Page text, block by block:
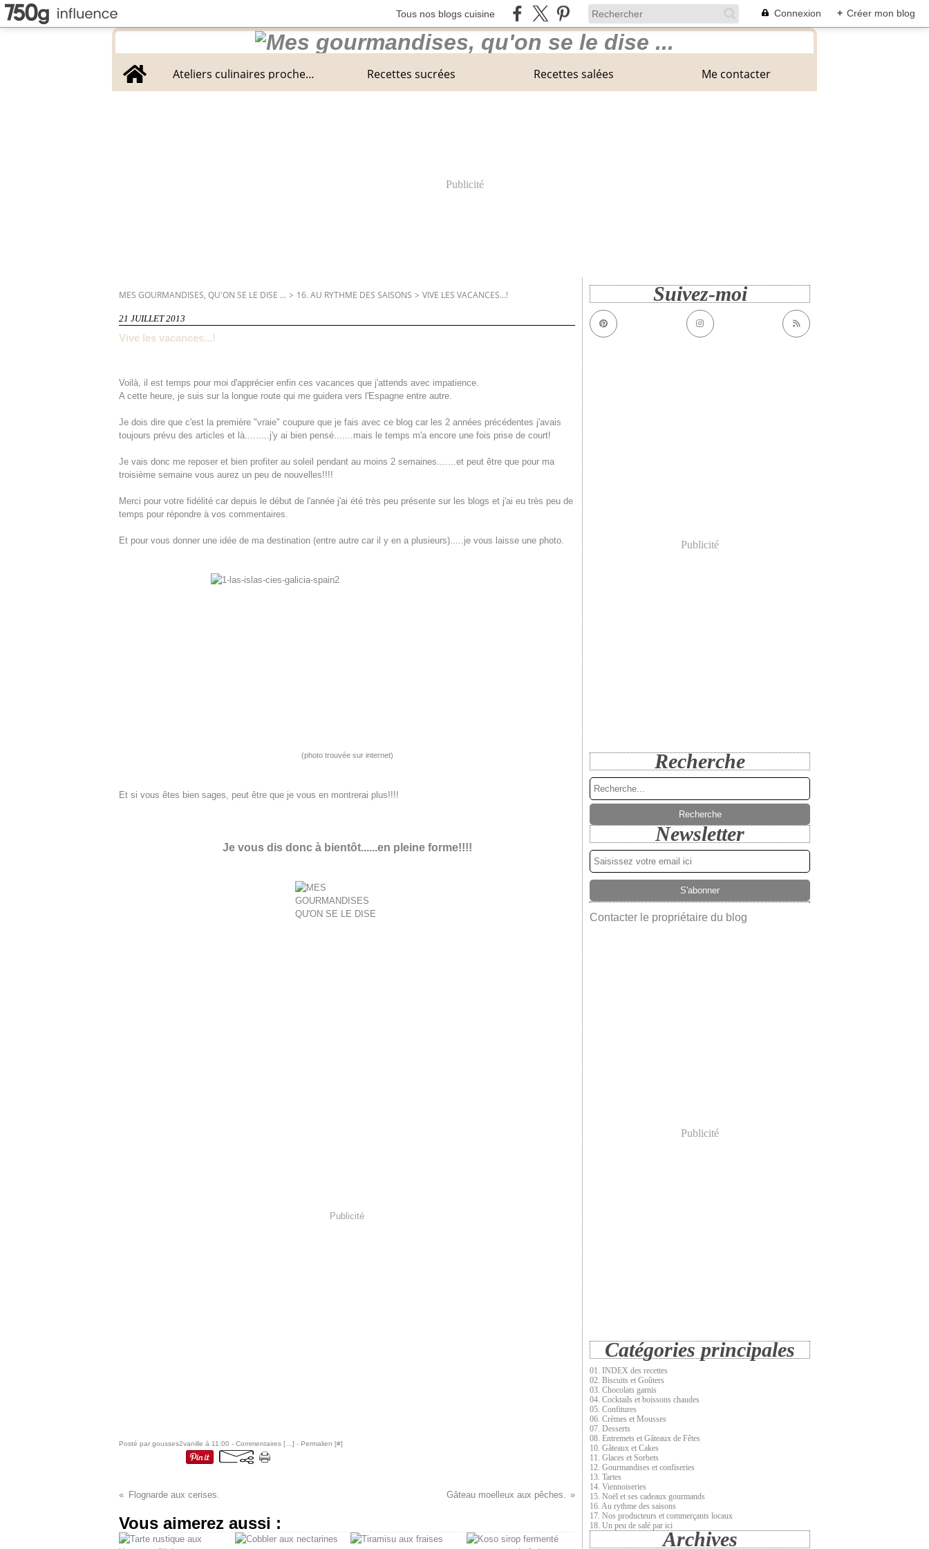
Tous nos blogs cuisine Connexion + Créer mon blog
Home
Ateliers culinaires proche Center Parcs en Normandie Recettes sucrées Recettes salées Me contacter
Publicité
MES GOURMANDISES, QU'ON SE LE DISE ... > 16. AU RYTHME DES SAISONS > VIVE LES VACANCES...!
21 JUILLET 2013
Vive les vacances...!
Voilà, il est temps pour moi d'apprécier enfin ces vacances que j'attends avec impatience.
A cette heure, je suis sur la longue route qui me guidera vers l'Espagne entre autre.
Je dois dire que c'est la première "vraie" coupure que je fais avec ce blog car les 2 années précédentes j'avais
toujours prévu des articles et là.........j'y ai bien pensé.......mais le temps m'a encore une fois prise de court!
Je vais donc me reposer et bien profiter au soleil pendant au moins 2 semaines.......et peut être que pour ma
troisième semaine vous aurez un peu de nouvelles!!!!
Merci pour votre fidélité car depuis le début de l'année j'ai été très peu présente sur les blogs et j'ai eu très peu de
temps pour répondre à vos commentaires.
Et pour vous donner une idée de ma destination (entre autre car il y en a plusieurs).....je vous laisse une photo.
(photo trouvée sur internet)
Et si vous êtes bien sages, peut être que je vous en montrerai plus!!!!
Je vous dis donc à bientôt......en pleine forme!!!!
Publicité
Posté par gousses2vanille à 11:00 - Commentaires [ ] - Permalien [#]
Flognarde aux cerises. Gâteau moelleux aux pêches.
Vous aimerez aussi :
Suivez-moi
Publicité
Recherche
Newsletter
Contacter le propriétaire du blog
Publicité
Catégories principales
01. INDEX des recettes
02. Biscuits et Goûters
03. Chocolats garnis
04. Cocktails et boissons chaudes
05. Confitures
06. Crèmes et Mousses
07. Desserts
08. Entremets et Gâteaux de Fêtes
10. Gâteaux et Cakes
11. Glaces et Sorbets
12. Gourmandises et confiseries
13. Tartes
14. Viennoiseries
15. Noël et ses cadeaux gourmands
16. Au rythme des saisons
17. Nos producteurs et commerçants locaux
18. Un peu de salé par ici
Archives